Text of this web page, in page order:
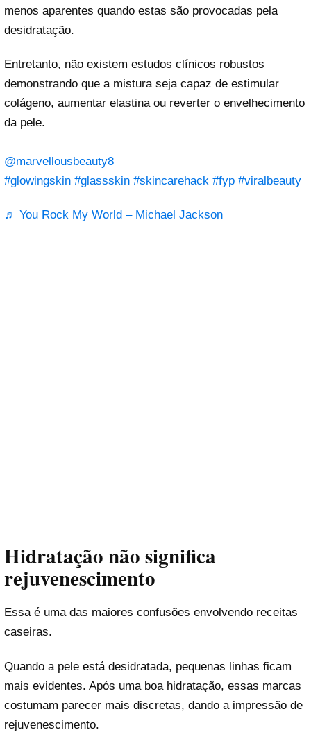
menos aparentes quando estas são provocadas pela
desidratação.
Entretanto, não existem estudos clínicos robustos
demonstrando que a mistura seja capaz de estimular
colágeno, aumentar elastina ou reverter o envelhecimento
da pele.
@marvellousbeauty8
#glowingskin #glassskin #skincarehack #fyp #viralbeauty
♬ You Rock My World – Michael Jackson
Hidratação não significa
rejuvenescimento
Essa é uma das maiores confusões envolvendo receitas
caseiras.
Quando a pele está desidratada, pequenas linhas ficam
mais evidentes. Após uma boa hidratação, essas marcas
costumam parecer mais discretas, dando a impressão de
rejuvenescimento.